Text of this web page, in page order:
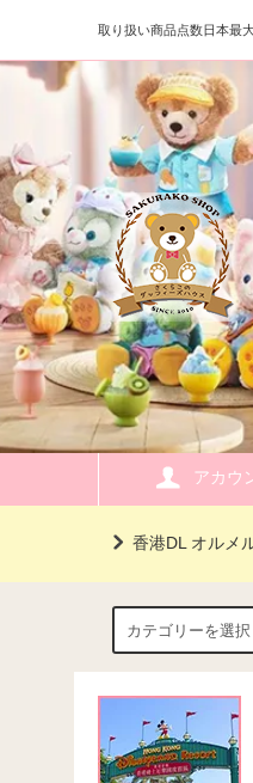
取り扱い商品点数日本最
アカウ
香港DL オルメ